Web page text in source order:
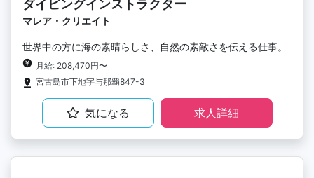
ダイビングインストラクター
マレア・クリエイト
世界中の方に海の素晴らしさ、自然の素敵さを伝える仕事。
月給: 208,470円〜
宮古島市下地字与那覇847-3
気になる 求人詳細